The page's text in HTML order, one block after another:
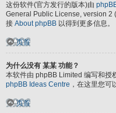
这份软件(官方发行的版本)由
General Public License, version 2
接 About phpBB 以得到更多信息。
页首
为什么没有 某某 功能？
本软件由 phpBB Limited 编写和授
phpBB Ideas Centre ，在这里您可
页首